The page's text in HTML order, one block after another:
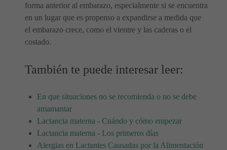
forma anterior al embarazo, especialmente si se encuentra
en un lugar que es propenso a expandirse a medida que
el embarazo crece, como el vientre y las caderas o el
costado.
También te puede interesar leer:
En que situaciones no se recomienda o no se debe
amamantar
Lactancia materna - Cuándo y cómo empezar
Lactancia materna - Los primeros días
Alergias en Lactantes Causadas por la Alimentación